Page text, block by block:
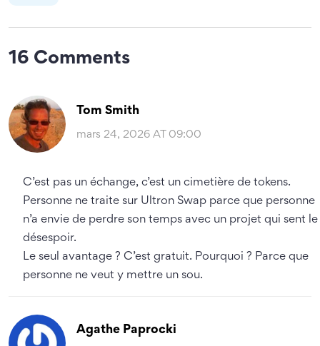
16 Comments
Tom Smith
mars 24, 2026 AT 09:00
C’est pas un échange, c’est un cimetière de tokens.
Personne ne traite sur Ultron Swap parce que personne
n’a envie de perdre son temps avec un projet qui sent le
désespoir.
Le seul avantage ? C’est gratuit. Pourquoi ? Parce que
personne ne veut y mettre un sou.
Agathe Paprocki